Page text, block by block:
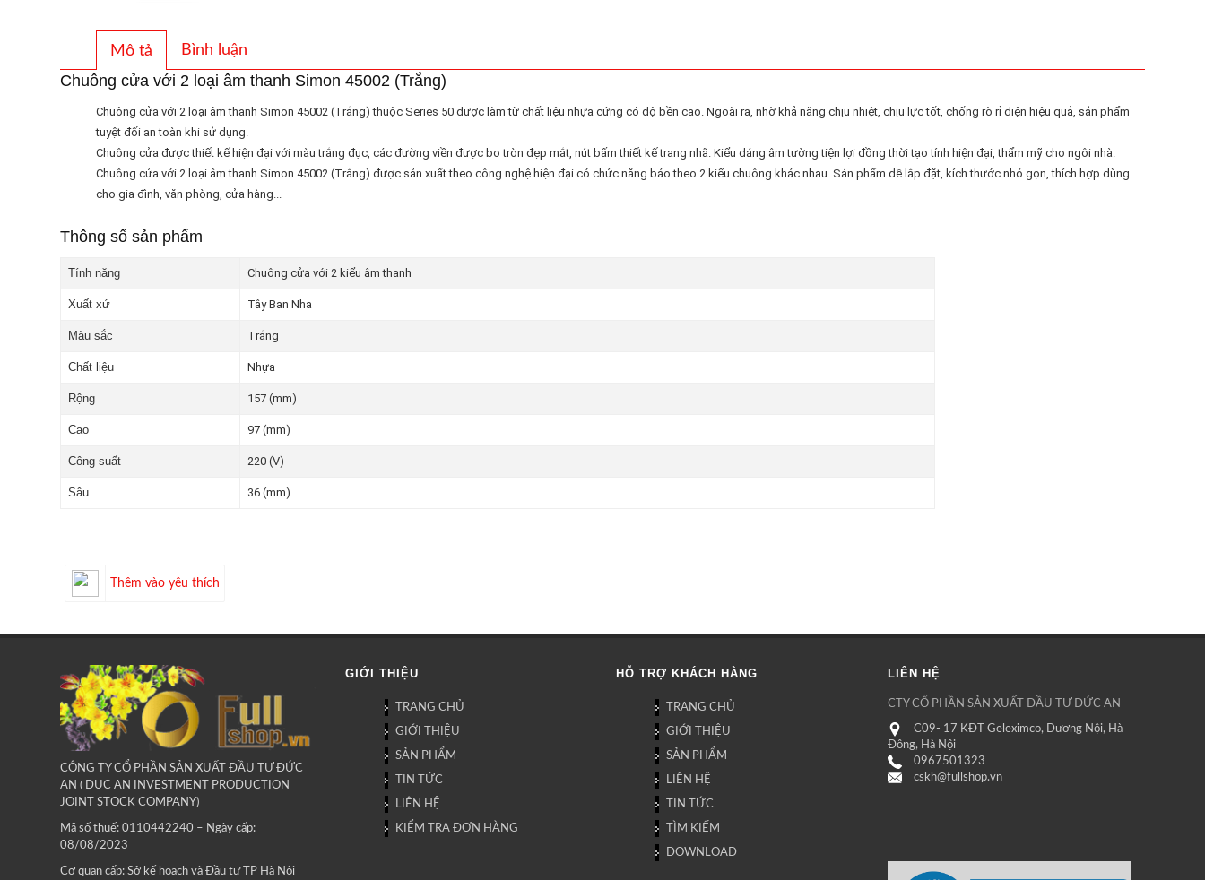
Mô tả Bình luận
Chuông cửa với 2 loại âm thanh Simon 45002 (Trắng)
Chuông cửa với 2 loại âm thanh Simon 45002 (Trắng) thuộc Series 50 được làm từ chất liệu nhựa cứng có độ bền cao. Ngoài ra, nhờ khả năng chịu nhiệt, chịu lực tốt, chống rò rỉ điện hiệu quả, sản phẩm
tuyệt đối an toàn khi sử dụng.
Chuông cửa được thiết kế hiện đại với màu trắng đục, các đường viền được bo tròn đẹp mắt, nút bấm thiết kế trang nhã. Kiểu dáng âm tường tiện lợi đồng thời tạo tính hiện đại, thẩm mỹ cho ngôi nhà.
Chuông cửa với 2 loại âm thanh Simon 45002 (Trắng) được sản xuất theo công nghệ hiện đại có chức năng báo theo 2 kiểu chuông khác nhau. Sản phẩm dễ lắp đặt, kích thước nhỏ gọn, thích hợp dùng
cho gia đình, văn phòng, cửa hàng...
Thông số sản phẩm
Tính năng Chuông cửa với 2 kiểu âm thanh
Xuất xứ Tây Ban Nha
Màu sắc Trắng
Chất liệu Nhựa
Rộng 157 (mm)
Cao 97 (mm)
Công suất 220 (V)
Sâu 36 (mm)
Thêm vào yêu thích
CÔNG TY CỔ PHẦN SẢN XUẤT ĐẦU TƯ ĐỨC
AN ( DUC AN INVESTMENT PRODUCTION
JOINT STOCK COMPANY)
Mã số thuế: 0110442240 – Ngày cấp:
08/08/2023
Cơ quan cấp: Sở kế hoạch và Đầu tư TP Hà Nội
GIỚI THIỆU
TRANG CHỦ
GIỚI THIỆU
SẢN PHẨM
TIN TỨC
LIÊN HỆ
KIỂM TRA ĐƠN HÀNG
HỖ TRỢ KHÁCH HÀNG
TRANG CHỦ
GIỚI THIỆU
SẢN PHẨM
LIÊN HỆ
TIN TỨC
TÌM KIẾM
DOWNLOAD
LIÊN HỆ
CTY CỔ PHẦN SẢN XUẤT ĐẦU TƯ ĐỨC AN
C09- 17 KĐT Geleximco, Dương Nội, Hà
Đông, Hà Nội
0967501323
cskh@fullshop.vn